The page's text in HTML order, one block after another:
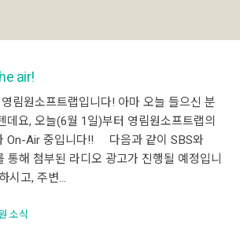
air!
림원소프트랩입니다! 아마 오늘 들으신 분
데요, 오늘(6월 1일)부터 영림원소프트랩의
On-Air 중입니다!! 다음과 같이 SBS와
통해 첨부된 라디오 광고가 진행될 예정입니
시고, 주변…
소식